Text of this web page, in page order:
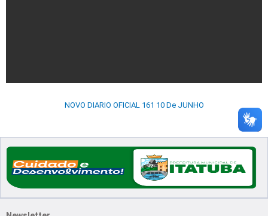
NOVO DIARIO OFICIAL 161 10 De JUNHO